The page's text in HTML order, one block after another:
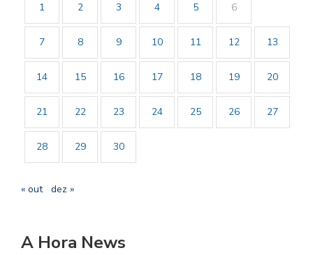
1
2 3 4 5 6
7 8 9 10 11 12 13
14 15 16 17 18 19 20
21 22 23 24 25 26 27
28 29 30
« out dez »
A Hora News